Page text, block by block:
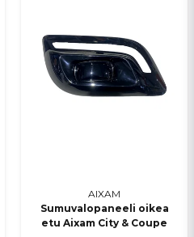
AIXAM
Sumuvalopaneeli oikea
etu Aixam City & Coupe